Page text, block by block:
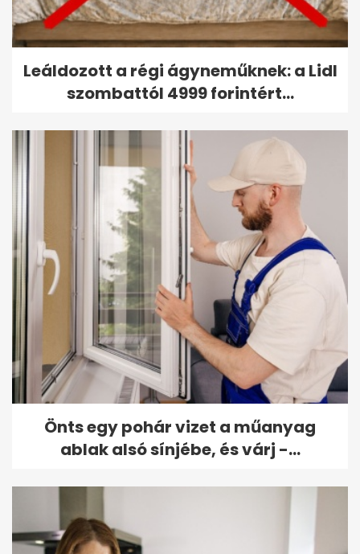
Leáldozott a régi ágyneműknek: a Lidl
szombattól 4999 forintért...
Önts egy pohár vizet a műanyag
ablak alsó sínjébe, és várj -...